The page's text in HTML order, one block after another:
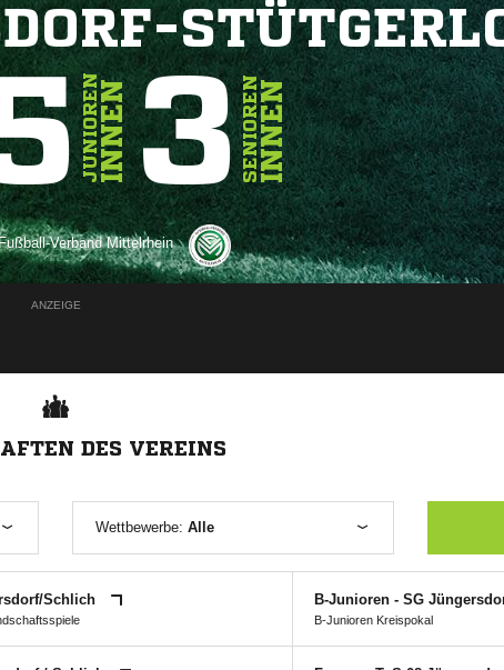
JUNIORENINNEN3SENIORENINNEN
Verband Mittelrhein
ANZEIGE
DES VEREINS
Wettbewerbe: Alle
​Schlich B-Junioren - SG
B-Junioren Kreispokal